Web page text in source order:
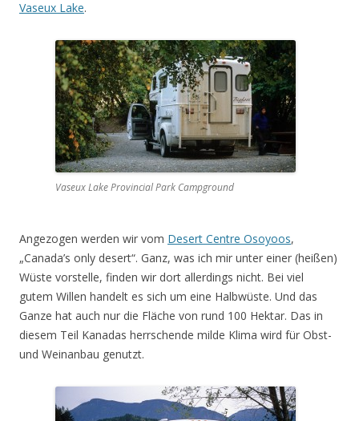
Vaseux Lake.
Vaseux Lake Provincial Park Campground
Angezogen werden wir vom Desert Centre Osoyoos,
„Canada’s only desert“. Ganz, was ich mir unter einer (heißen)
Wüste vorstelle, finden wir dort allerdings nicht. Bei viel
gutem Willen handelt es sich um eine Halbwüste. Und das
Ganze hat auch nur die Fläche von rund 100 Hektar. Das in
diesem Teil Kanadas herrschende milde Klima wird für Obst-
und Weinanbau genutzt.